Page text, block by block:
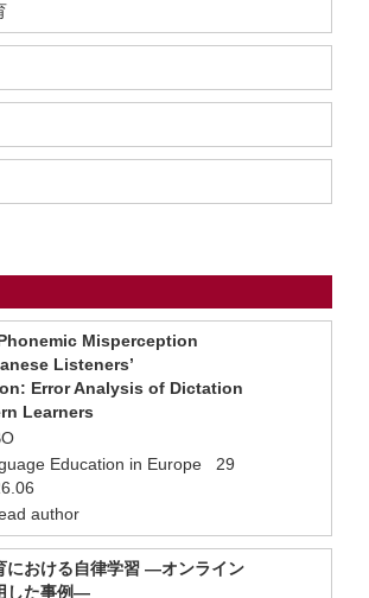
Misperception
Listeners’
Error Analysis of Dictation
Learners
Education in Europe 29
author
における自律学習 ―オンライン
した事例―